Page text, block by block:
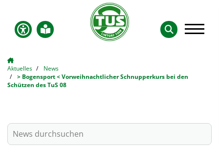
Aktuelles
News
> Bogensport < Vorweihnachtlicher Schnupperkurs bei den
Schützen des TuS 08